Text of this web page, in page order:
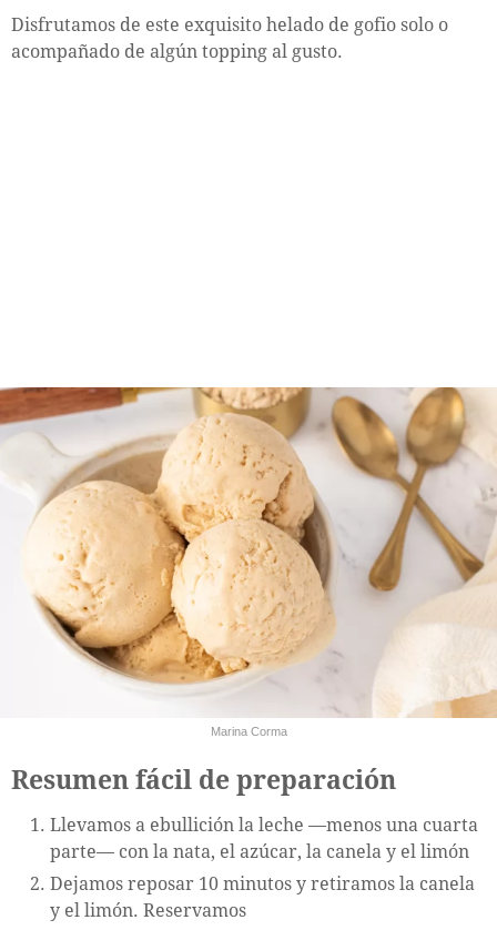
Disfrutamos de este exquisito helado de gofio solo o
acompañado de algún topping al gusto.
Marina Corma
Resumen fácil de preparación
Llevamos a ebullición la leche —menos una cuarta
parte— con la nata, el azúcar, la canela y el limón
Dejamos reposar 10 minutos y retiramos la canela
y el limón. Reservamos